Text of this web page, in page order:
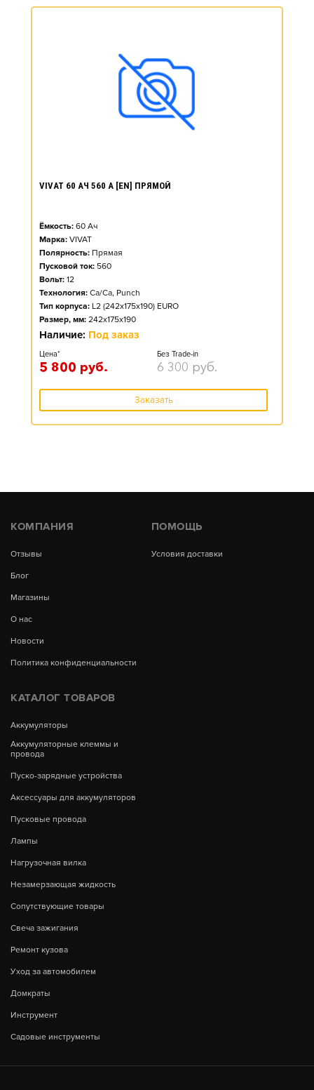
VIVAT 60 АЧ 560 А [EN] ПРЯМОЙ
Ёмкость: 60 Ач
Марка: VIVAT
Полярность: Прямая
Пусковой ток: 560
Вольт: 12
Технология: Ca/Ca, Punch
Тип корпуса: L2 (242x175x190) EURO
Размер, мм: 242x175x190
Наличие: Под заказ
Цена*
5 800 руб.
Без Trade-in
6 300 руб.
Заказать
КОМПАНИЯ
Отзывы
Блог
Магазины
О нас
Новости
Политика конфиденциальности
ПОМОЩЬ
Условия доставки
КАТАЛОГ ТОВАРОВ
Аккумуляторы
Аккумуляторные клеммы и
провода
Пуско-зарядные устройства
Аксессуары для аккумуляторов
Пусковые провода
Лампы
Нагрузочная вилка
Незамерзающая жидкость
Сопутствующие товары
Свеча зажигания
Ремонт кузова
Уход за автомобилем
Домкраты
Инструмент
Садовые инструменты